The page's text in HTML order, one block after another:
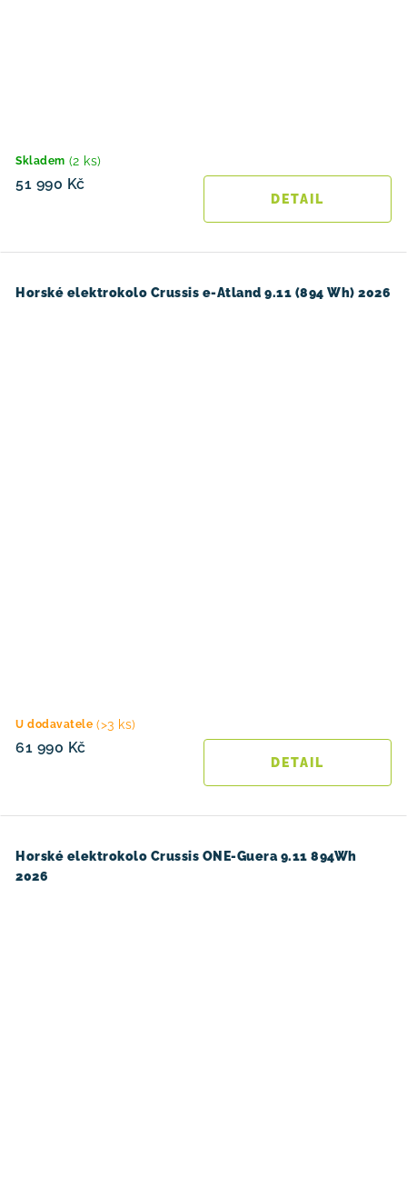
Skladem (2 ks)
51 990 Kč
Horské elektrokolo Crussis e-Atland 9.11 (894 Wh) 2026
U dodavatele (>3 ks)
61 990 Kč
Horské elektrokolo Crussis ONE-Guera 9.11 894Wh
2026